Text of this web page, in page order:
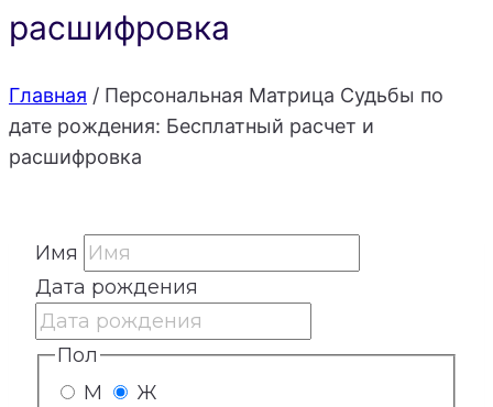
расшифровка
Главная / Персональная Матрица Судьбы по
дате рождения: Бесплатный расчет и
расшифровка
Имя
Дата рождения
Пол
М
Ж